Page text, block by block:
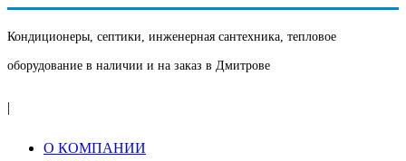
Кондиционеры, септики, инженерная сантехника, тепловое
оборудование в наличии и на заказ в Дмитрове
|
О КОМПАНИИ